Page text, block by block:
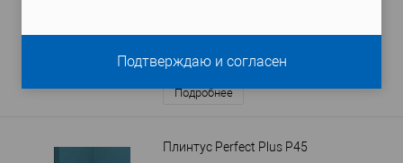
4 061 руб. / м.п.
8 121 руб. / шт
Подробнее
Плинтус Perfect Plus P45
Подтверждаю и согласен